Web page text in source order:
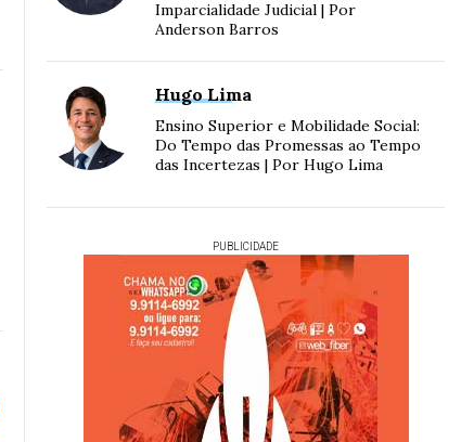
Imparcialidade Judicial | Por
Anderson Barros
Hugo Lima
Ensino Superior e Mobilidade Social:
Do Tempo das Promessas ao Tempo
das Incertezas | Por Hugo Lima
PUBLICIDADE